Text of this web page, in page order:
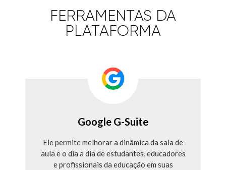
FERRAMENTAS DA
PLATAFORMA
Google G-Suite
Ele permite melhorar a dinâmica da sala de
aula e o dia a dia de estudantes, educadores
e profissionais da educação em suas